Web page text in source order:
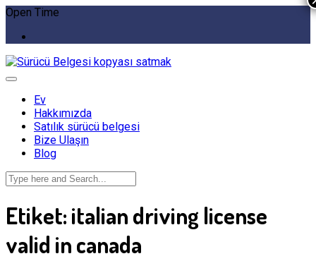
Open Time
Ev
Hakkımızda
Satılık sürücü belgesi
Bize Ulaşın
Blog
Etiket:italian driving license
valid in canada